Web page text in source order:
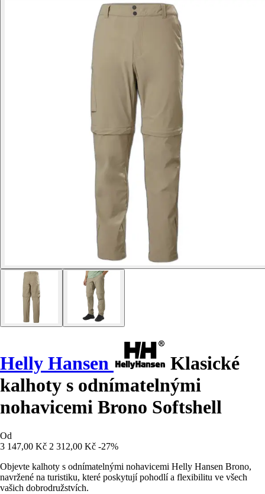
Helly Hansen
Klasické
kalhoty s odnímatelnými
nohavicemi Brono Softshell
Od
3 147,00 Kč 2 312,00 Kč -27%
Objevte kalhoty s odnímatelnými nohavicemi Helly Hansen Brono,
navržené na turistiku, které poskytují pohodlí a flexibilitu ve všech
vašich dobrodružstvích.